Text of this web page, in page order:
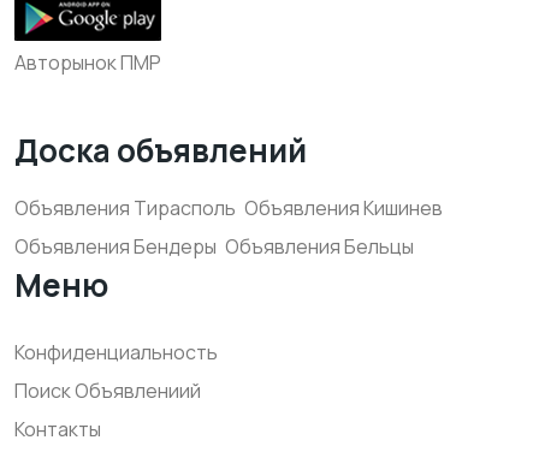
Авторынок ПМР
Доска объявлений
Объявления Тирасполь Объявления Кишинев
Объявления Бендеры Объявления Бельцы
Меню
Конфиденциальность
Поиск Объявлениий
Контакты